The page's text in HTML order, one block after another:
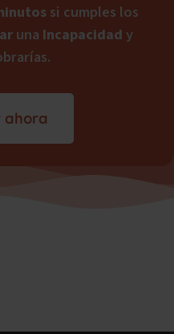
si cumples los
una Incapacidady
ahora